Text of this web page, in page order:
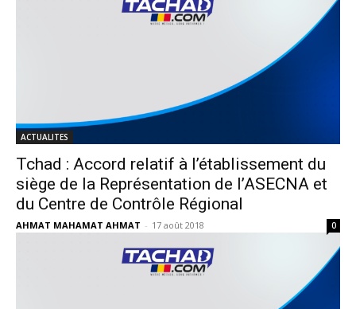
ACTUALITES
Tchad : Accord relatif à l’établissement du
siège de la Représentation de l’ASECNA et
du Centre de Contrôle Régional
AHMAT MAHAMAT AHMAT - 17 août 2018 0